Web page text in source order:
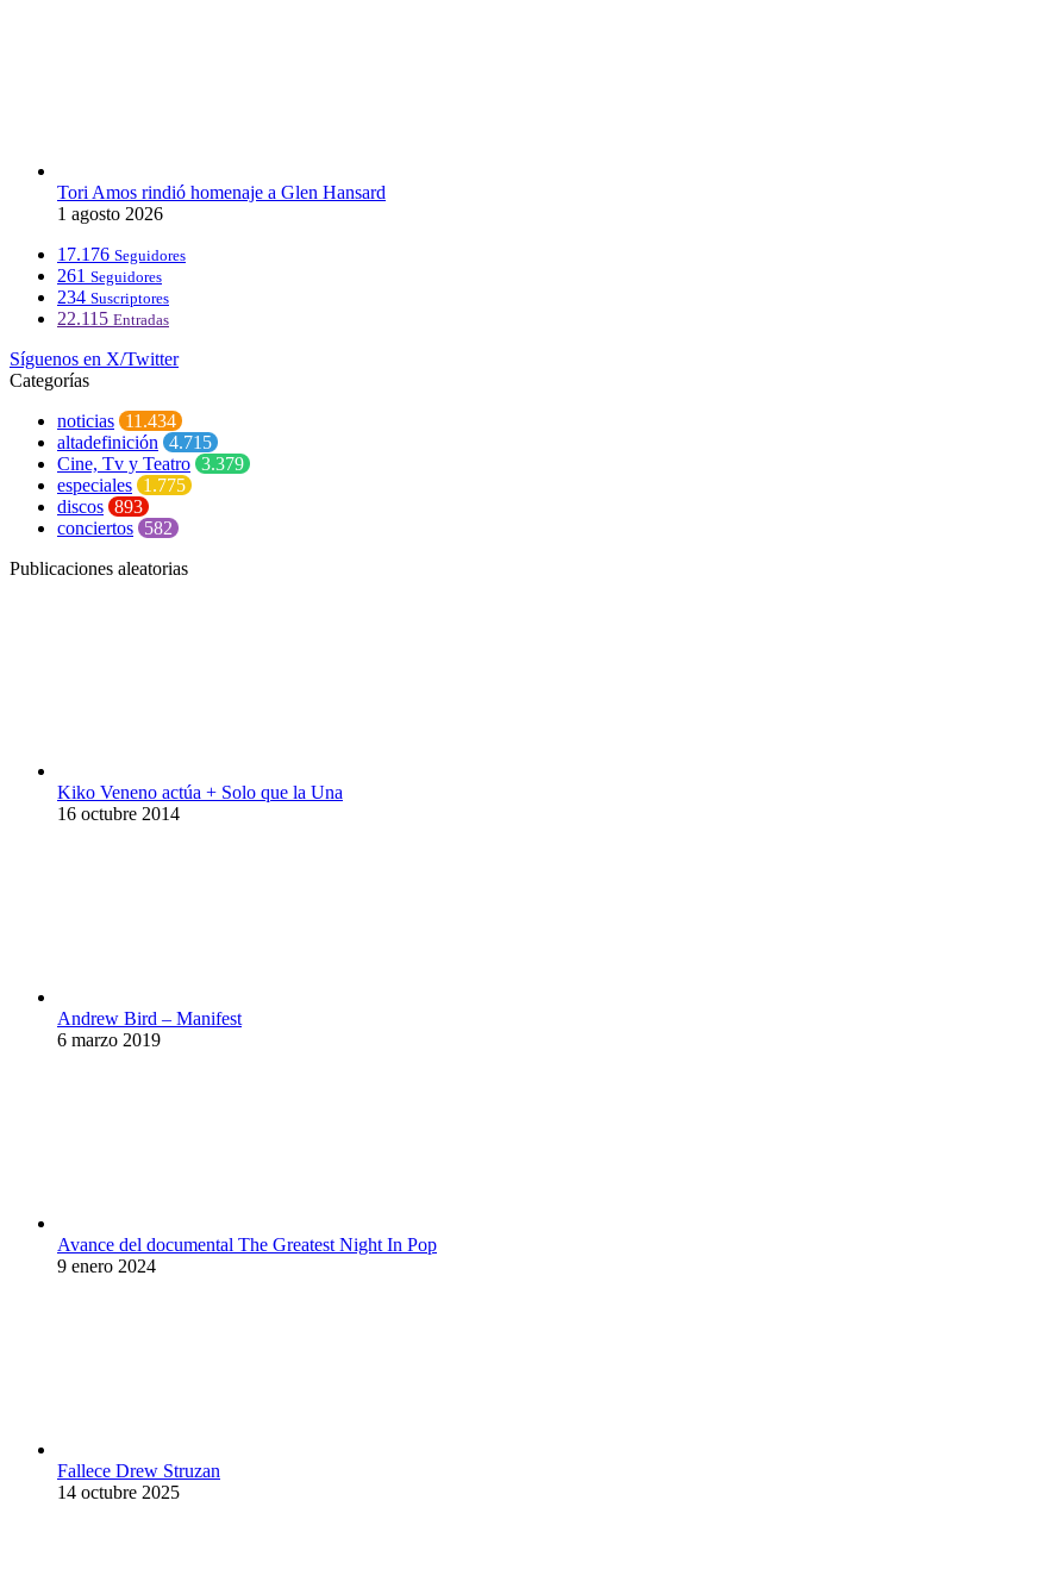
Tori Amos rindió homenaje a Glen Hansard
1 agosto 2026
17.176 Seguidores
261 Seguidores
234 Suscriptores
22.115 Entradas
Síguenos en X/Twitter
Categorías
noticias 11.434
altadefinición 4.715
Cine, Tv y Teatro 3.379
especiales 1.775
discos 893
conciertos 582
Publicaciones aleatorias
Kiko Veneno actúa + Solo que la Una
16 octubre 2014
Andrew Bird – Manifest
6 marzo 2019
Avance del documental The Greatest Night In Pop
9 enero 2024
Fallece Drew Struzan
14 octubre 2025